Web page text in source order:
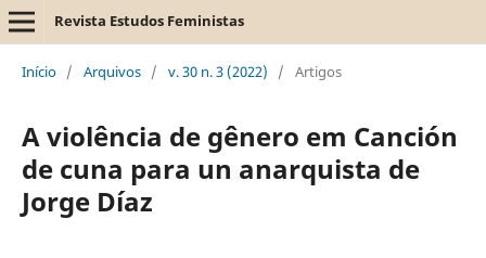
Revista Estudos Feministas
Início / Arquivos / v. 30 n. 3 (2022) / Artigos
A violência de gênero em Canción
de cuna para un anarquista de
Jorge Díaz